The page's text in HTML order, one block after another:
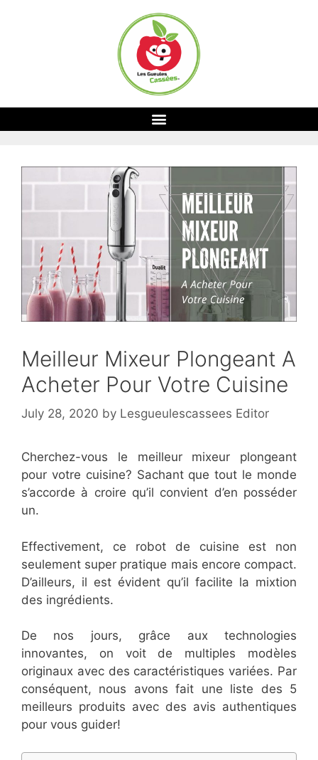
Meilleur Mixeur Plongeant A
Acheter Pour Votre Cuisine
July 28, 2020 by Lesgueulescassees Editor
Cherchez-vous le meilleur mixeur plongeant
pour votre cuisine? Sachant que tout le monde
s’accorde à croire qu’il convient d’en posséder
un.
Effectivement, ce robot de cuisine est non
seulement super pratique mais encore compact.
D’ailleurs, il est évident qu’il facilite la mixtion
des ingrédients.
De nos jours, grâce aux technologies
innovantes, on voit de multiples modèles
originaux avec des caractéristiques variées. Par
conséquent, nous avons fait une liste des 5
meilleurs produits avec des avis authentiques
pour vous guider!